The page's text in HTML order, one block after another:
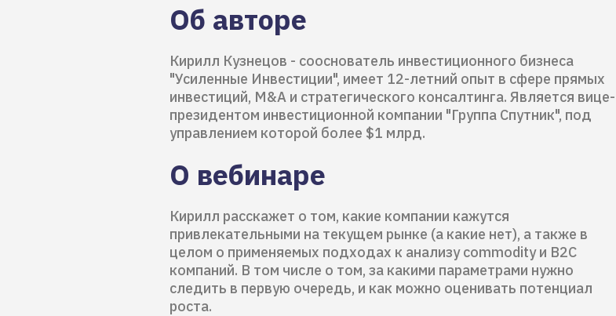
Об авторе
Кирилл Кузнецов - сооснователь инвестиционного бизнеса
"Усиленные Инвестиции", имеет 12-летний опыт в сфере прямых
инвестиций, M&A и стратегического консалтинга. Является вице-
президентом инвестиционной компании "Группа Спутник", под
управлением которой более $1 млрд.
О вебинаре
Кирилл расскажет о том, какие компании кажутся
привлекательными на текущем рынке (а какие нет), а также в
целом о применяемых подходах к анализу commodity и B2C
компаний. В том числе о том, за какими параметрами нужно
следить в первую очередь, и как можно оценивать потенциал
роста.